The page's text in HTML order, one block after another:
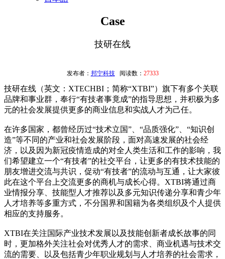
Case
技研在线
发布者： 邦宁科技阅读数： 27333
技研在线（英文：XTECHBI；简称“XTBI”）旗下有多个关联
品牌和事业群，奉行“有技者事竟成”的指导思想，并积极为多
元的社会发展提供更多的商业信息和实战人才为己任。
在许多国家，都曾经历过“技术立国”、“品质强化”、“知识创
造”等不同的产业和社会发展阶段，面对高速发展的社会经
济，以及因为新冠疫情造成的对全人类生活和工作的影响，我
们希望建立一个“有技者”的社交平台，让更多的有技术技能的
朋友增进交流与共识，促动“有技者”的流动与互通，让大家彼
此在这个平台上交流更多的商机与成长心得。XTBI将通过商
业情报分享、技能型人才推荐以及多元知识传递分享和青少年
人才培养等多重方式，不分国界和国籍为各类组织及个人提供
相应的支持服务。
XTBI在关注国际产业技术发展以及技能创新者成长故事的同
时，更加格外关注社会对优秀人才的需求、商业机遇与技术交
流的需要、以及包括青少年职业规划与人才培养的社会需求，